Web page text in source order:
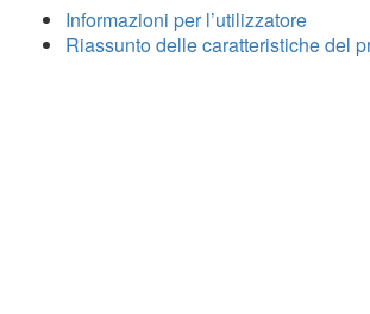
Informazioni per l’utilizzatore
Riassunto delle caratteristiche del